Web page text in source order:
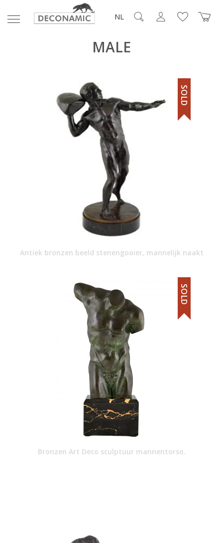
NL
MALE
Antiek bronzen beeld stenengooier, mannelijk naakt
SOLD
Bronzen Art Deco sculptuur mannentorso.
SOLD